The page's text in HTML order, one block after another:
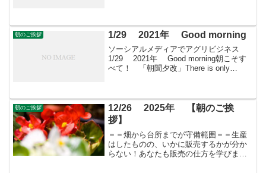
朝のご挨拶 1/29 2021年 Good morning
ソーシアルメディアでアグリビジネス
1/29 2021年 Good morning朝こそす
べて！ 「朝聞夕改」There is only
朝のご挨拶
12/26 2025年 【朝のご挨
拶】
＝＝畑から台所までが守備範囲＝＝生産
はしたものの、いかに販売するかが分か
らない！あなたも販売の仕方を学びませ